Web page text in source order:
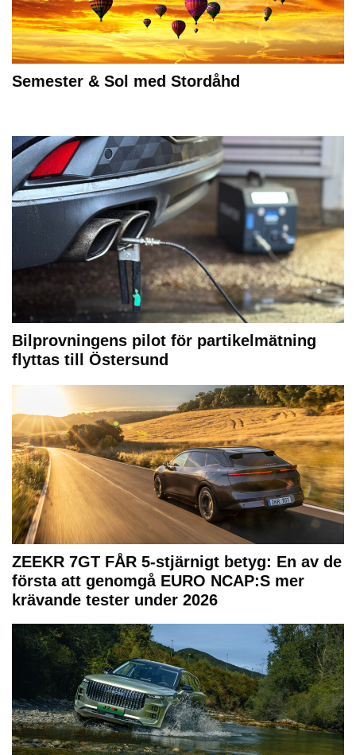
Semester & Sol med Stordåhd
Bilprovningens pilot för partikelmätning
flyttas till Östersund
ZEEKR 7GT FÅR 5-stjärnigt betyg: En av de
första att genomgå EURO NCAP:S mer
krävande tester under 2026